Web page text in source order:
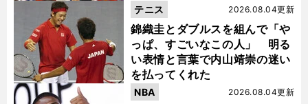
錦織圭とダブルスを組んで「や
っぱ、すごいなこの人」 明る
い表情と言葉で内山靖崇の迷い
を払ってくれた
2026.08.04更新
テニス
2026.08.04更新
NBA